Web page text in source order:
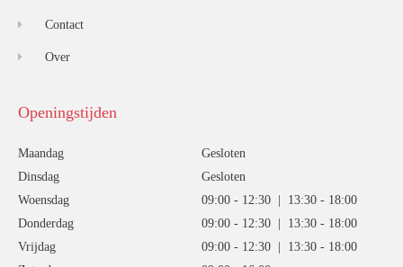
Contact
Over
Openingstijden
Maandag
Gesloten
Dinsdag
Gesloten
Woensdag
09:00 - 12:30 | 13:30 - 18:00
Donderdag
09:00 - 12:30 | 13:30 - 18:00
Vrijdag
09:00 - 12:30 | 13:30 - 18:00